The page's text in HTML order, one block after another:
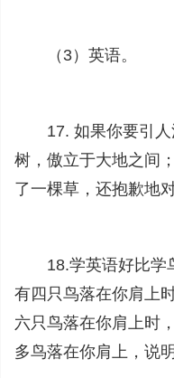
（3）英语。
17. 如果你要引人
树，傲立于大地之间
了一棵草，还抱歉地
18.学英语好比学
有四只鸟落在你肩上
六只鸟落在你肩上时
多鸟落在你肩上，说